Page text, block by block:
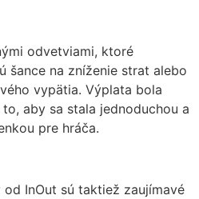
odvetviami, ktoré
šance na zníženie strat alebo
vypätia. Výplata bola
aby sa stala jednoduchou a
pre hráča.
InOut sú taktiež zaujímavé